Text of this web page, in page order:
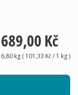
689,00 Kč
6,80 kg( 101,33 Kč/ 1 kg)